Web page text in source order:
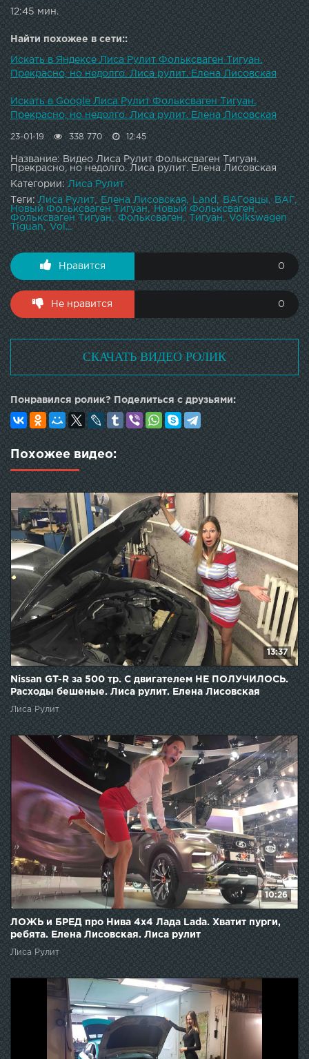
Вся моя жизнь связана с авто. В своем блоге я делюсь
знаниями о тачках, делаю интересные проекты, а также
разоблачаю жуликов и перекупов. Подписывайтесь - не
пожалеете! И не забудьте про колокольчик)
12:45 мин.
Найти похожее в сети::
Искать в Яндексе Лиса Рулит Фольксваген Тигуан.
Прекрасно, но недолго. Лиса рулит. Елена Лисовская
Искать в Google Лиса Рулит Фольксваген Тигуан.
Прекрасно, но недолго. Лиса рулит. Елена Лисовская
23-01-19 338 770 12:45
Название: Видео Лиса Рулит Фольксваген Тигуан.
Прекрасно, но недолго. Лиса рулит. Елена Лисовская
Категории:Лиса Рулит
Теги:Лиса Рулит Елена Лисовская Land ВАГовцы
ВАГ
Новый Фольксваген Тигуан
Новый Фольксваген
Фольксваген Тигуан
Фольксваген Тигуан
Volkswagen
Tiguan
Vol...
Нравится 0
Не нравится 0
СКАЧАТЬ ВИДЕО РОЛИК
Понравился ролик? Поделиться с друзьями:
Похожее видео:
13:37
Nissan GT-R за 500 тр. С двигателем НЕ ПОЛУЧИЛОСЬ.
Расходы бешеные. Лиса рулит. Елена Лисовская
Лиса Рулит
10:26
ЛОЖЬ и БРЕД про Нива 4х4 Лада Lada. Хватит пурги,
ребята. Елена Лисовская. Лиса рулит
Лиса Рулит